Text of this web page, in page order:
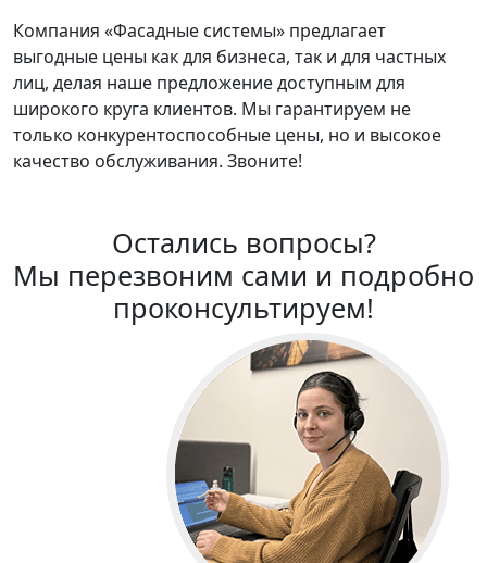
Компания «Фасадные системы» предлагает
выгодные цены как для бизнеса, так и для частных
лиц, делая наше предложение доступным для
широкого круга клиентов. Мы гарантируем не
только конкурентоспособные цены, но и высокое
качество обслуживания. Звоните!
Остались вопросы?
Мы перезвоним сами и подробно
проконсультируем!